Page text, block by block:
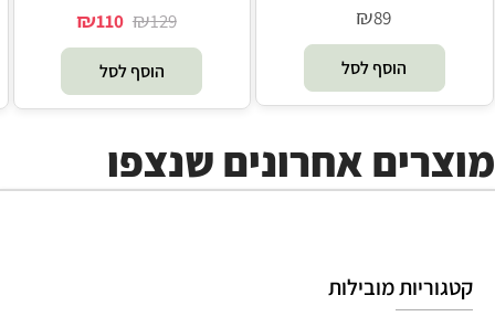
₪129
₪110
הוסף לסל
₪89
הוסף לסל
מוצרים אחרונים שנצפו
קטגוריות מובילות